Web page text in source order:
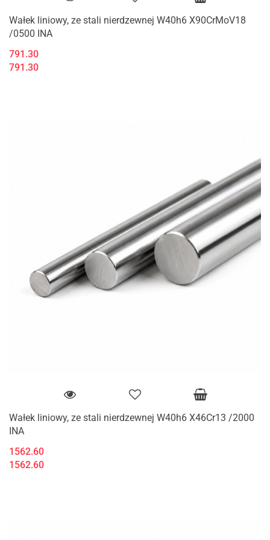
Wałek liniowy, ze stali nierdzewnej W40h6 X90CrMoV18
/0500 INA
791.30
791.30
Wałek liniowy, ze stali nierdzewnej W40h6 X46Cr13 /2000
INA
1562.60
1562.60